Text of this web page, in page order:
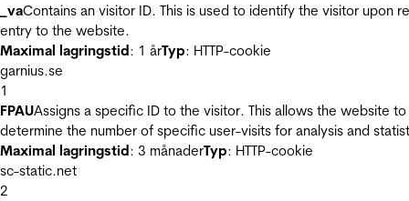
_vaContains an visitor ID. This is used to identify the visitor upon
entry to the website.
Maximal lagringstid: 1 årTyp: HTTP-cookie
garnius.se
1
FPAUAssigns a specific ID to the visitor. This allows the website to
determine the number of specific user-visits for analysis and
Maximal lagringstid: 3 månaderTyp: HTTP-cookie
sc-static.net
2